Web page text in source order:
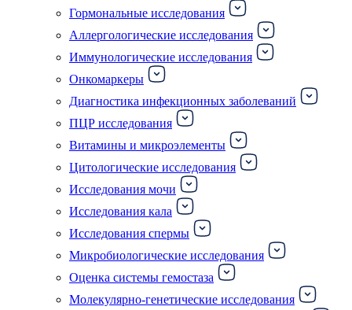
Гормональные исследования
Аллергологические исследования
Иммунологические исследования
Онкомаркеры
Диагностика инфекционных заболеваний
ПЦР исследования
Витамины и микроэлементы
Цитологические исследования
Исследования мочи
Исследования кала
Исследования спермы
Микробиологические исследования
Оценка системы гемостаза
Молекулярно-генетические исследования